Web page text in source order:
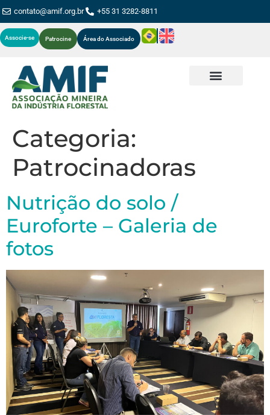
contato@amif.org.br +55 31 3282-8811
Associe-se Patrocine Área do Associado
Categoria:
Patrocinadoras
Nutrição do solo /
Euroforte – Galeria de
fotos